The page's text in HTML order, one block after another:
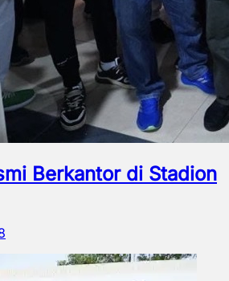
Berkantor di Stadion